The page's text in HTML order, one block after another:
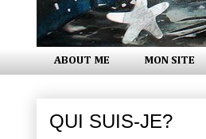
ABOUT ME MON SITE
QUI SUIS-JE?